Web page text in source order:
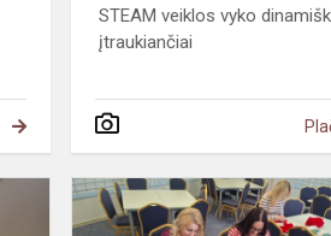
STEAM veiklos vyko
įtraukiančiai
Atidaryta
fotografijų